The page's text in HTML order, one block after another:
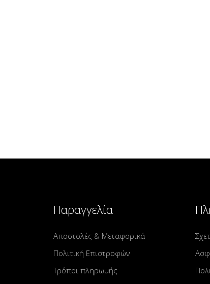
Παραγγελία
Αποστολές & Μεταφορικά
Πολιτική Επιστροφών
Τρόποι πληρωμής